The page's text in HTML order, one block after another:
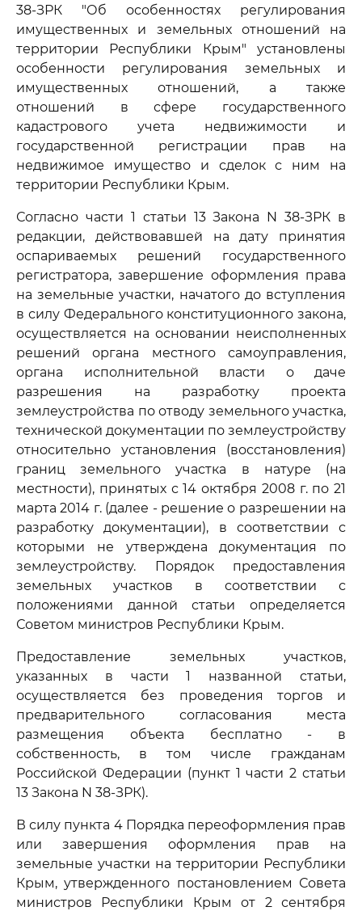
38-ЗРК "Об особенностях регулирования
имущественных и земельных отношений на
территории Республики Крым" установлены
особенности регулирования земельных и
имущественных отношений, а также
отношений в сфере государственного
кадастрового учета недвижимости и
государственной регистрации прав на
недвижимое имущество и сделок с ним на
территории Республики Крым.
Согласно части 1 статьи 13 Закона N 38-ЗРК в
редакции, действовавшей на дату принятия
оспариваемых решений государственного
регистратора, завершение оформления права
на земельные участки, начатого до вступления
в силу Федерального конституционного закона,
осуществляется на основании неисполненных
решений органа местного самоуправления,
органа исполнительной власти о даче
разрешения на разработку проекта
землеустройства по отводу земельного участка,
технической документации по землеустройству
относительно установления (восстановления)
границ земельного участка в натуре (на
местности), принятых с 14 октября 2008 г. по 21
марта 2014 г. (далее - решение о разрешении на
разработку документации), в соответствии с
которыми не утверждена документация по
землеустройству. Порядок предоставления
земельных участков в соответствии с
положениями данной статьи определяется
Советом министров Республики Крым.
Предоставление земельных участков,
указанных в части 1 названной статьи,
осуществляется без проведения торгов и
предварительного согласования места
размещения объекта бесплатно - в
собственность, в том числе гражданам
Российской Федерации (пункт 1 части 2 статьи
13 Закона N 38-ЗРК).
В силу пункта 4 Порядка переоформления прав
или завершения оформления прав на
земельные участки на территории Республики
Крым, утвержденного постановлением Совета
министров Республики Крым от 2 сентября